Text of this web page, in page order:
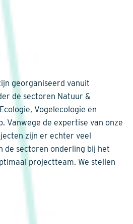
georganiseerd vanuit
de sectoren Natuur &
Vogelecologie en
Vanwege de expertise van onze
zijn er echter veel
de sectoren onderling bij het
projectteam. We stellen